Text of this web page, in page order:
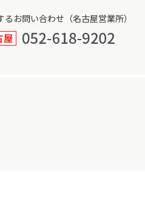
るお問い合わせ（名古屋営業所）